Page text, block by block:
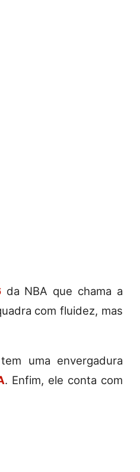
da NBA que chama a
com fluidez, mas
uma envergadura
. Enfim, ele conta com